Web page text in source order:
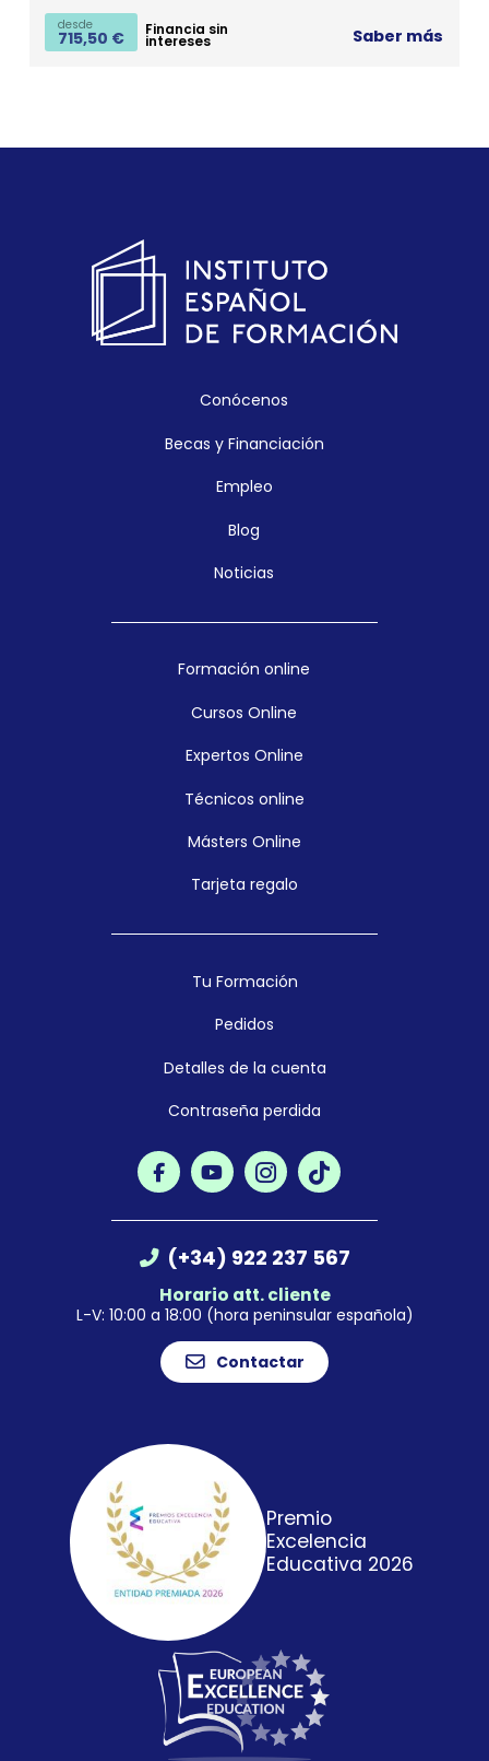
desde
715,50 € Financia sin
intereses Saber más
Conócenos
Becas y Financiación
Empleo
Blog
Noticias
Formación online
Cursos Online
Expertos Online
Técnicos online
Másters Online
Tarjeta regalo
Tu Formación
Pedidos
Detalles de la cuenta
Contraseña perdida
(+34) 922 237 567
Horario att. cliente
L-V: 10:00 a 18:00 (hora peninsular española)
Contactar
Premio
Excelencia
Educativa 2026